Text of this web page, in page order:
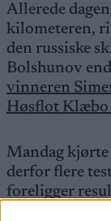
Allerede
kilometeren,
den russiske
Bolshunov
vinneren
Høsflot Klæbo
Mandag kjørte
derfor flere
foreligger